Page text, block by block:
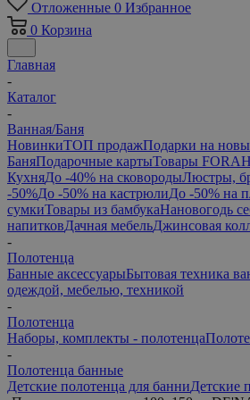
Отложенные 0 Избранное
0 Корзина
Главная
-
Каталог
-
Ванная/Баня
НовинкиТОП продажПодарки на
БаняПодарочные картыТовары FORA
КухняДо -40% на сковородыЛюстры,
-50%До -50% на кастрюлиДо -50% на
сумкиТовары из бамбукаНановогодь
напитковДачная мебельДжинсовая
-
Полотенца
Банные аксессуарыБытовая техника
одеждой, мебелью, техникой
-
Полотенца
Наборы, комплекты - полотенца
-
Полотенца банные
Детские полотенца для банниДетские